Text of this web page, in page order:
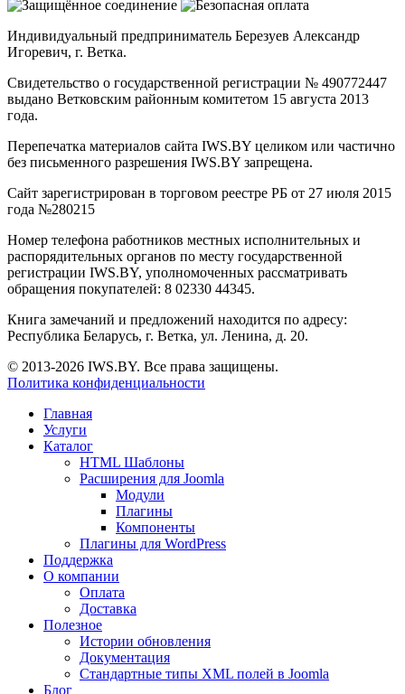
Индивидуальный предприниматель Березуев Александр
Игоревич, г. Ветка.
Свидетельство о государственной регистрации № 490772447
выдано Ветковским районным комитетом 15 августа 2013
года.
Перепечатка материалов сайта IWS.BY целиком или частично
без письменного разрешения IWS.BY запрещена.
Сайт зарегистрирован в торговом реестре РБ от 27 июля 2015
года №280215
Номер телефона работников местных исполнительных и
распорядительных органов по месту государственной
регистрации IWS.BY, уполномоченных рассматривать
обращения покупателей: 8 02330 44345.
Книга замечаний и предложений находится по адресу:
Республика Беларусь, г. Ветка, ул. Ленина, д. 20.
© 2013-2026 IWS.BY. Все права защищены.
Политика конфиденциальности
Главная
Услуги
Каталог
HTML Шаблоны
Расширения для Joomla
Модули
Плагины
Компоненты
Плагины для WordPress
Поддержка
О компании
Оплата
Доставка
Полезное
Истории обновления
Документация
Стандартные типы XML полей в Joomla
Блог